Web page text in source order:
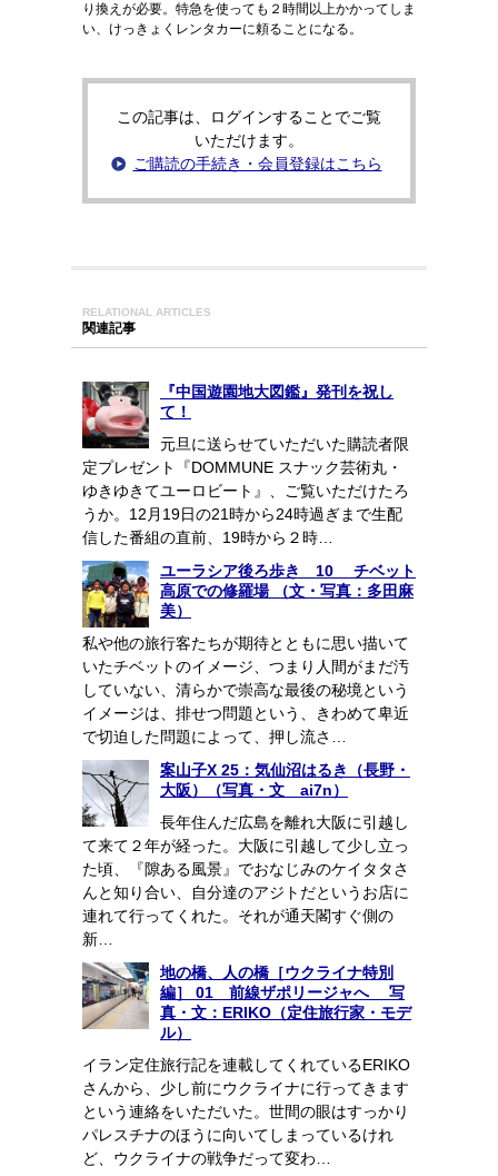
り換えが必要。特急を使っても２時間以上かかってしま
い、けっきょくレンタカーに頼ることになる。
この記事は、ログインすることでご覧
いただけます。
ご購読の手続き・会員登録はこちら
RELATIONAL ARTICLES
関連記事
『中国遊園地大図鑑』発刊を祝し
て！
元旦に送らせていただいた購読者限
定プレゼント『DOMMUNE スナック芸術丸・
ゆきゆきてユーロビート』、ご覧いただけたろ
うか。12月19日の21時から24時過ぎまで生配
信した番組の直前、19時から２時…
ユーラシア後ろ歩き 10 チベット
高原での修羅場 （文・写真：多田麻
美）
私や他の旅行客たちが期待とともに思い描いて
いたチベットのイメージ、つまり人間がまだ汚
していない、清らかで崇高な最後の秘境という
イメージは、排せつ問題という、きわめて卑近
で切迫した問題によって、押し流さ…
案山子X 25：気仙沼はるき（長野・
大阪）（写真・文 ai7n）
長年住んだ広島を離れ大阪に引越し
て来て２年が経った。大阪に引越して少し立っ
た頃、『隙ある風景』でおなじみのケイタタさ
んと知り合い、自分達のアジトだというお店に
連れて行ってくれた。それが通天閣すぐ側の
新…
地の橋、人の橋［ウクライナ特別
編］ 01 前線ザポリージャへ 写
真・文：ERIKO（定住旅行家・モデ
ル）
イラン定住旅行記を連載してくれているERIKO
さんから、少し前にウクライナに行ってきます
という連絡をいただいた。世間の眼はすっかり
パレスチナのほうに向いてしまっているけれ
ど、ウクライナの戦争だって変わ…